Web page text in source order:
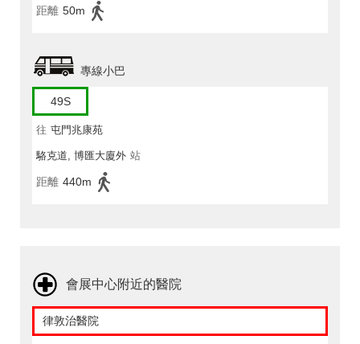
距離 50m
專線小巴
49S
往 屯門兆康苑
駱克道, 博匯大廈外 站
距離 440m
會展中心附近的醫院
律敦治醫院